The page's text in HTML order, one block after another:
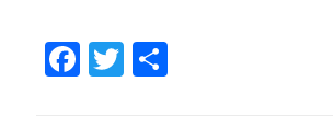
Facebook
Twitter
Share